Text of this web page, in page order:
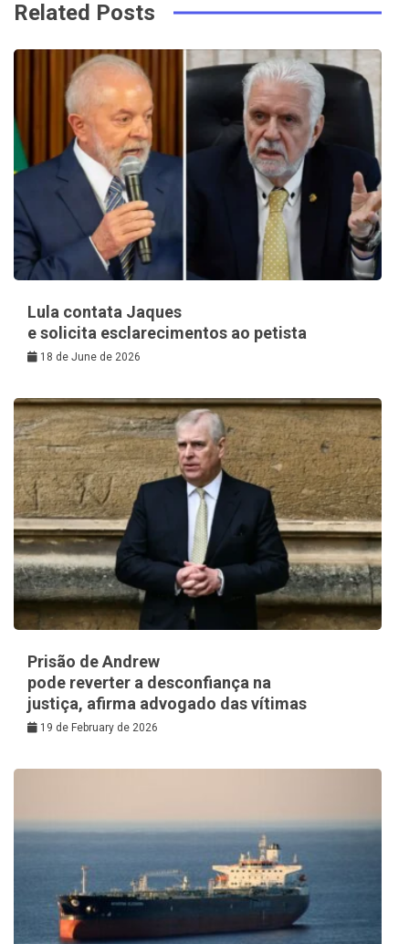
Related Posts
Lula contata Jaques
e solicita esclarecimentos ao petista
18 de June de 2026
Prisão de Andrew
pode reverter a desconfiança na
justiça, afirma advogado das vítimas
19 de February de 2026